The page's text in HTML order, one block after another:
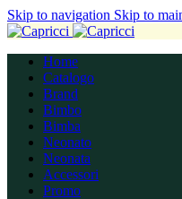
Skip to navigation Skip to
Home
Catalogo
Brand
Bimbo
Bimba
Neonato
Neonata
Accessori
Promo